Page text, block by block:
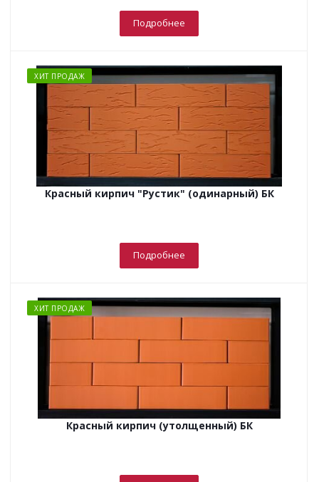
Подробнее
ХИТ ПРОДАЖ
Красный кирпич "Рустик" (одинарный) БК
Подробнее
ХИТ ПРОДАЖ
Красный кирпич (утолщенный) БК